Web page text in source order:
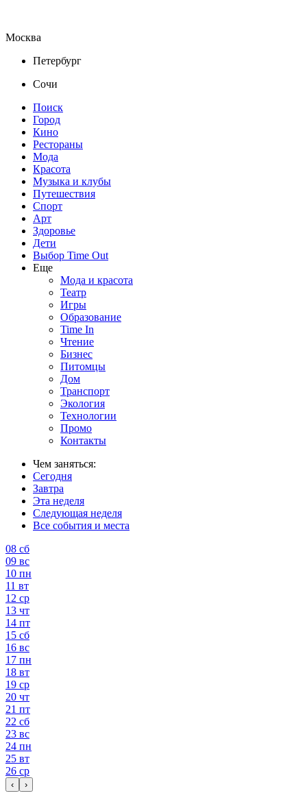
Москва
Петербург
Сочи
Поиск
Город
Кино
Рестораны
Мода
Красота
Музыка и клубы
Путешествия
Спорт
Арт
Здоровье
Дети
Выбор Time Out
Еще
Мода и красота
Театр
Игры
Образование
Time In
Чтение
Бизнес
Питомцы
Дом
Транспорт
Экология
Технологии
Промо
Контакты
Чем заняться:
Сегодня
Завтра
Эта неделя
Следующая неделя
Все события и места
08 сб
09 вс
10 пн
11 вт
12 ср
13 чт
14 пт
15 сб
16 вс
17 пн
18 вт
19 ср
20 чт
21 пт
22 сб
23 вс
24 пн
25 вт
26 ср
‹ ›